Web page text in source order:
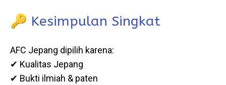
🔑 Kesimpulan Singkat
AFC Jepang dipilih karena:
✔ Kualitas Jepang
✔ Bukti ilmiah & paten